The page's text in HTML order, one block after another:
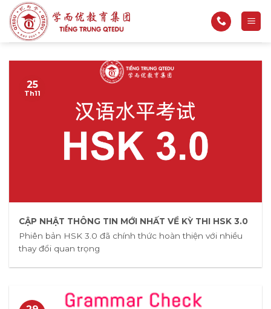
qua
nội
CẬP NHẬT THÔNG TIN MỚI NHẤT VỀ KỲ THI HSK 3.0
Phiên bản HSK 3.0 đã chính thức hoàn thiện với nhiều
thay đổi quan trọng
25
Th11